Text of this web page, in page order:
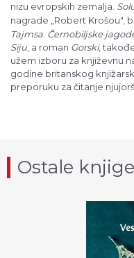
nizu evropskih zemalja.
nagrade
Robert Krošou",
Tajmsa Černobiljske
Siju , a roman Gorski,
užem izboru za književnu
godine britanskog
preporuku za čitanje
Ostale